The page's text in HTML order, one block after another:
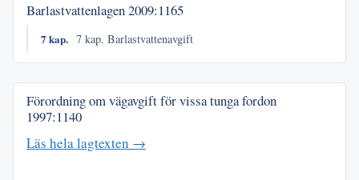
Barlastvattenlagen2009:1165
7 kap. 7 kap. Barlastvattenavgift
Förordning om vägavgift för vissa tunga fordon
1997:1140
Läs hela lagtexten →